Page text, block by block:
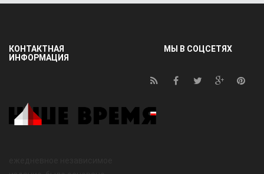
КОНТАКТНАЯ
ИНФОРМАЦИЯ
МЫ В СОЦСЕТЯХ